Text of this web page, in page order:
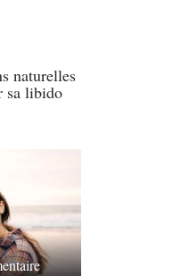
naturelles
sa libido